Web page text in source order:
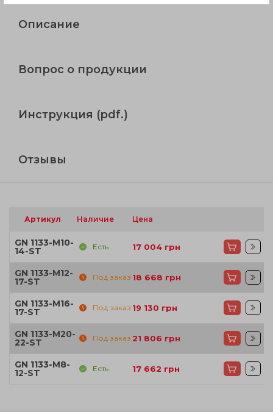
Описание
Вопрос о продукции
Инструкция (pdf.)
Отзывы
Артикул Наличие Цена
GN 1133-M10-
14-ST Есть 17 004 грн
GN 1133-M12-
17-ST Под заказ 18 668 грн
GN 1133-M16-
17-ST Под заказ 19 130 грн
GN 1133-M20-
22-ST Под заказ 21 806 грн
GN 1133-M8-
12-ST Есть 17 662 грн